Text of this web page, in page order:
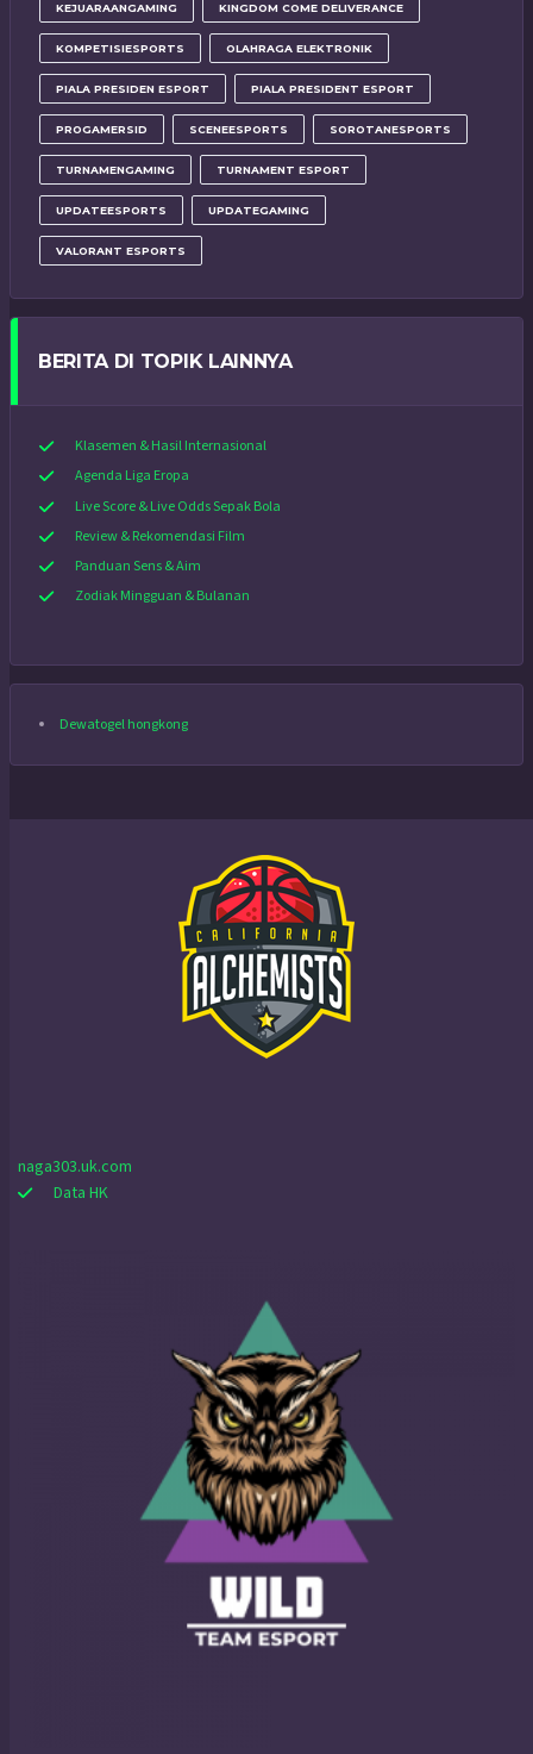
KEJUARAANGAMING KINGDOM COME DELIVERANCE
KOMPETISIESPORTS OLAHRAGA ELEKTRONIK
PIALA PRESIDEN ESPORT PIALA PRESIDENT ESPORT
PROGAMERSID SCENEESPORTS SOROTANESPORTS
TURNAMENGAMING TURNAMENT ESPORT
UPDATEESPORTS UPDATEGAMING
VALORANT ESPORTS
BERITA DI TOPIK LAINNYA
Klasemen & Hasil Internasional
Agenda Liga Eropa
Live Score & Live Odds Sepak Bola
Review & Rekomendasi Film
Panduan Sens & Aim
Zodiak Mingguan & Bulanan
Dewatogel hongkong
naga303.uk.com
Data HK